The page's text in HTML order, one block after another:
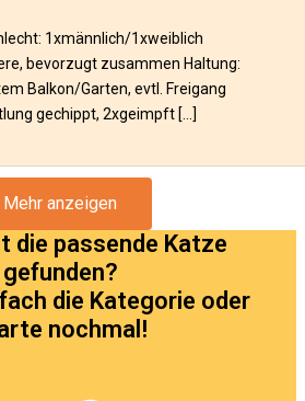
1xmännlich/1xweiblich
bevorzugt zusammen Haltung:
Balkon/Garten, evtl. Freigang
gechippt, 2xgeimpft […]
Mehr anzeigen
die passende Katze
gefunden?
die Kategorie oder
nochmal!